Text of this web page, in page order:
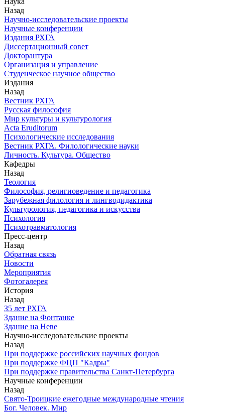
Назад
Научно-исследовательские проекты
Научные конференции
Издания РХГА
Диссертационный совет
Докторантура
Организация и управление
Студенческое научное общество
Издания
Назад
Вестник РХГА
Русская философия
Мир культуры и культурология
Acta Eruditorum
Психологические исследования
Вестник РХГА. Филологические науки
Личность. Культура. Общество
Кафедры
Назад
Теология
Философия, религиоведение и педагогика
Зарубежная филология и лингводидактика
Культурология, педагогика и искусства
Психология
Психотравматология
Пресс-центр
Назад
Обратная связь
Новости
Мероприятия
Фотогалерея
История
Назад
З5 лет РХГА
Здание на Фонтанке
Здание на Неве
Научно-исследовательские проекты
Назад
При поддержке российских научных фондов
При поддержке ФЦП "Кадры"
При поддержке правительства Санкт-Петербурга
Научные конференции
Назад
Свято-Троицкие ежегодные международные чтения
Бог. Человек. Мир